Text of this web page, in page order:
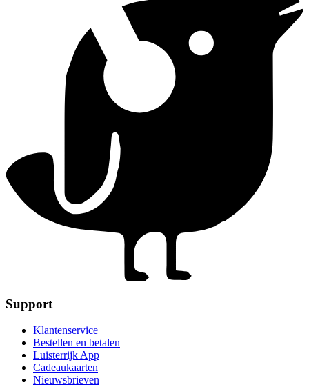
Support
Klantenservice
Bestellen en betalen
Luisterrijk App
Cadeaukaarten
Nieuwsbrieven